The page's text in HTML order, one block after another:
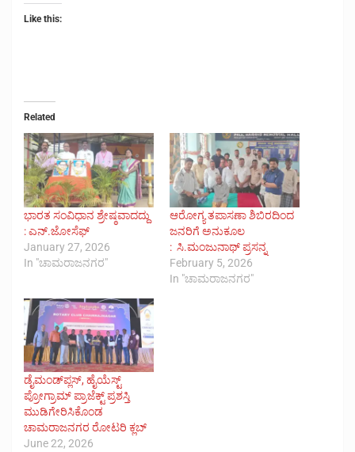
Like this:
Related
ಭಾರತ ಸಂವಿಧಾನ ಶ್ರೇಷ್ಠವಾದದ್ದು
: ಎನ್.ಜೋಸೆಫ್
January 27, 2026
In "ಚಾಮರಾಜನಗರ"
ಆರೋಗ್ಯ ತಪಾಸಣಾ ಶಿಬಿರದಿಂದ
ಜನರಿಗೆ ಅನುಕೂಲ
: ಸಿ.ಮಂಜುನಾಥ್ ಪ್ರಸನ್ನ
February 5, 2026
In "ಚಾಮರಾಜನಗರ"
ಡೈಮಂಡ್‌ಪ್ಲಸ್, ಹೈಯೆಸ್ಟ್
ಪ್ರೋಗ್ರಾಮ್ ಪ್ರಾಜೆಕ್ಟ್ ಪ್ರಶಸ್ತಿ
ಮುಡಿಗೇರಿಸಿಕೊಂಡ
ಚಾಮರಾಜನಗರ ರೋಟರಿ ಕ್ಲಬ್
June 22, 2026